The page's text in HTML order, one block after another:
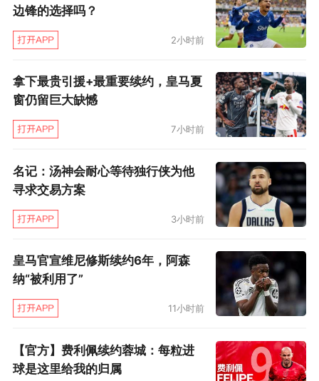
边锋的选择吗？
2小时前
拿下最贵引援+最重要续约，皇马夏
窗仍留巨大缺憾
7小时前
名记：汤神会耐心等待独行侠为他
寻求交易方案
3小时前
皇马官宣维尼修斯续约6年，阿森
纳“被利用了”
11小时前
【官方】费利佩续约蓉城：每粒进
球是这里给我的归属